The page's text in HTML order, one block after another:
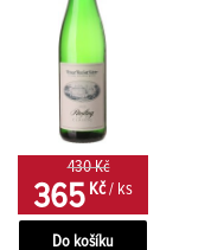
430 Kč
365 Kč / ks